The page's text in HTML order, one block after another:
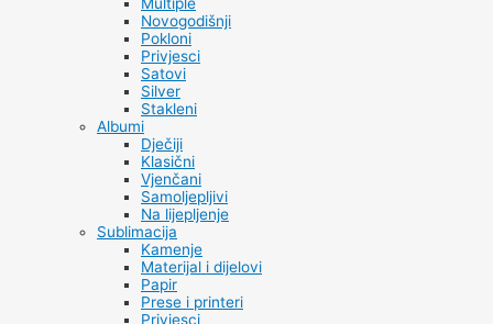
Novogodišnji
Pokloni
Privjesci
Satovi
Silver
Stakleni
Albumi
Dječiji
Klasični
Vjenčani
Samoljepljivi
Na lijepljenje
Sublimacija
Kamenje
Materijal i dijelovi
Papir
Prese i printeri
Privjesci